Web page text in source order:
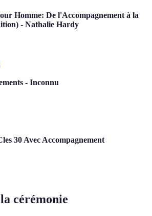
Homme: De l'Accompagnement à la
- Nathalie Hardy
- Inconnu
30 Avec Accompagnement
cérémonie